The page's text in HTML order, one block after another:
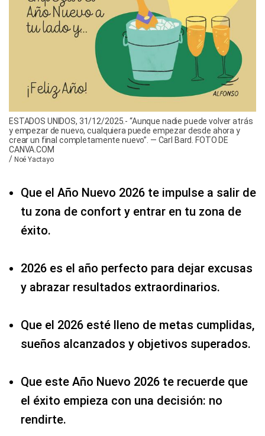
ESTADOS UNIDOS, 31/12/2025.- “Aunque nadie puede volver atrás
y empezar de nuevo, cualquiera puede empezar desde ahora y
crear un final completamente nuevo”. — Carl Bard. FOTO DE
CANVA.COM
/ Noé Yactayo
Que el Año Nuevo 2026 te impulse a salir de
tu zona de confort y entrar en tu zona de
éxito.
2026 es el año perfecto para dejar excusas
y abrazar resultados extraordinarios.
Que el 2026 esté lleno de metas cumplidas,
sueños alcanzados y objetivos superados.
Que este Año Nuevo 2026 te recuerde que
el éxito empieza con una decisión: no
rendirte.